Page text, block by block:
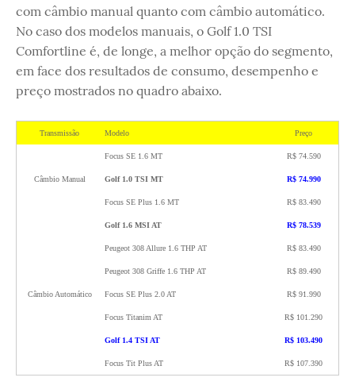
com câmbio manual quanto com câmbio automático.
No caso dos modelos manuais, o Golf 1.0 TSI
Comfortline é, de longe, a melhor opção do segmento,
em face dos resultados de consumo, desempenho e
preço mostrados no quadro abaixo.
Transmissão Modelo Preço
Câmbio Manual
Focus SE 1.6 MT R$ 74.590
Golf 1.0 TSI MT R$ 74.990
Focus SE Plus 1.6 MT R$ 83.490
Câmbio Automático
Golf 1.6 MSI AT R$ 78.539
Peugeot 308 Allure 1.6 THP AT R$ 83.490
Peugeot 308 Griffe 1.6 THP AT R$ 89.490
Focus SE Plus 2.0 AT R$ 91.990
Focus Titanim AT R$ 101.290
Golf 1.4 TSI AT R$ 103.490
Focus Tit Plus AT R$ 107.390